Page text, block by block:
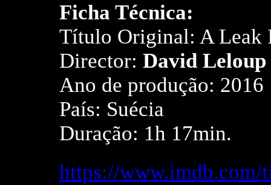
Ficha Técnica:
Título Original: A Leak
Director: David Leloup
Ano de produção: 2016
País: Suécia
Duração: 1h 17min.
https://www.imdb.com/